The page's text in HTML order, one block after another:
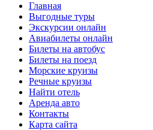
Главная
Выгодные туры
Экскурсии онлайн
Авиабилеты онлайн
Билеты на автобус
Билеты на поезд
Морские круизы
Речные круизы
Найти отель
Аренда авто
Контакты
Карта сайта